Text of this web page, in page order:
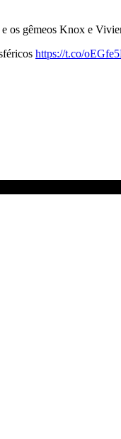
e os gêmeos Knox e
https://t.co/